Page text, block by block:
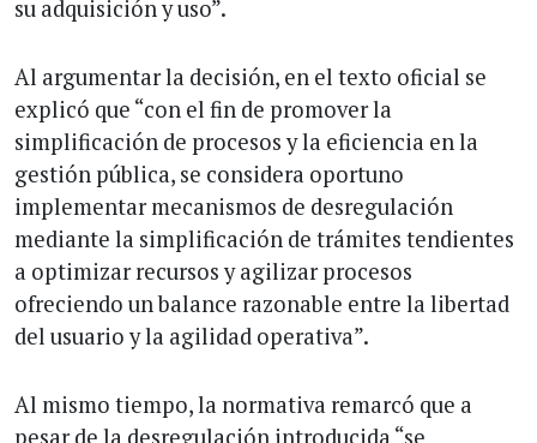
su adquisición y uso”.
Al argumentar la decisión, en el texto oficial se
explicó que “con el fin de promover la
simplificación de procesos y la eficiencia en la
gestión pública, se considera oportuno
implementar mecanismos de desregulación
mediante la simplificación de trámites tendientes
a optimizar recursos y agilizar procesos
ofreciendo un balance razonable entre la libertad
del usuario y la agilidad operativa”.
Al mismo tiempo, la normativa remarcó que a
pesar de la desregulación introducida “se